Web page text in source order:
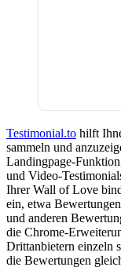
Testimonial.to hilft
sammeln und
Landingpage-
und Video-
Ihrer Wall of Love
ein, etwa
und anderen
die Chrome-
Drittanbietern einzeln
die Bewertungen